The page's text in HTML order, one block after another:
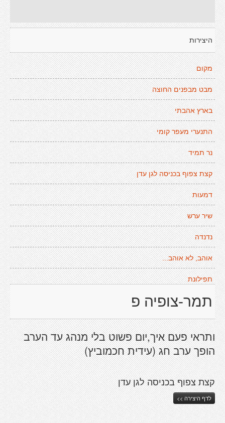
היצירות
מקום
מבט מבפנים החוצה
בארץ אהבתי
התנערי מעפר קומי
נר תמיד
קצת צפוף בכניסה לגן עדן
דמעות
שיר ערש
נדנדה
אוהב, לא אוהב...
תפילונת
תמר-צופיה פ
ותראי פעם איך,יום פשוט בלי מנהג עד הערב
הופך ערב חג (עידית חכמוביץ)
קצת צפוף בכניסה לגן עדן
לדף היצירה >>